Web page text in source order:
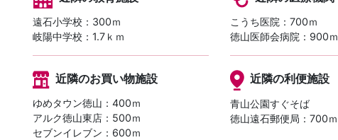
遠石小学校：300ｍ
岐陽中学校：1.7ｋｍ
こうち医院：700ｍ
徳山医師会病院：900ｍ
近隣のお買い物施設
ゆめタウン徳山：400ｍ
アルク徳山東店：500ｍ
セブンイレブン：600ｍ
近隣の利便施設
青山公園すぐそば
徳山遠石郵便局：700ｍ